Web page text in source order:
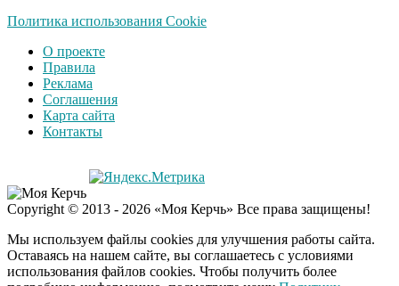
Политика использования Cookie
О проекте
Правила
Реклама
Соглашения
Карта сайта
Контакты
Copyright © 2013 - 2026 «Моя Керчь» Все права защищены!
Мы используем файлы cookies для улучшения работы сайта.
Оставаясь на нашем сайте, вы соглашаетесь с условиями
использования файлов cookies. Чтобы получить более